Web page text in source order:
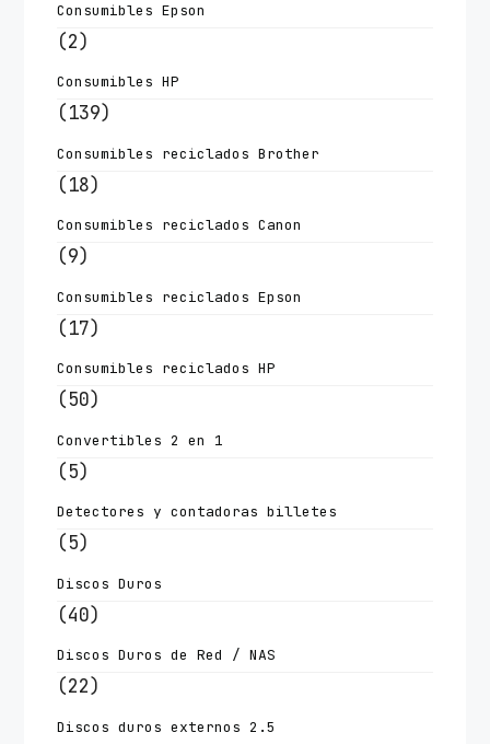
Consumibles Epson
(2)
Consumibles HP
(139)
Consumibles reciclados Brother
(18)
Consumibles reciclados Canon
(9)
Consumibles reciclados Epson
(17)
Consumibles reciclados HP
(50)
Convertibles 2 en 1
(5)
Detectores y contadoras billetes
(5)
Discos Duros
(40)
Discos Duros de Red / NAS
(22)
Discos duros externos 2.5